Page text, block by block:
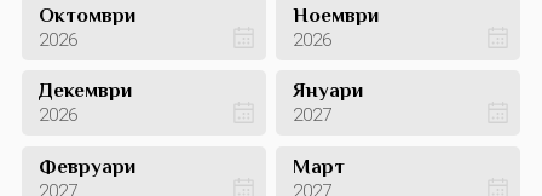
Октомври
2026
Ноември
2026
Декември
2026
Януари
2027
Февруари
2027
Март
2027